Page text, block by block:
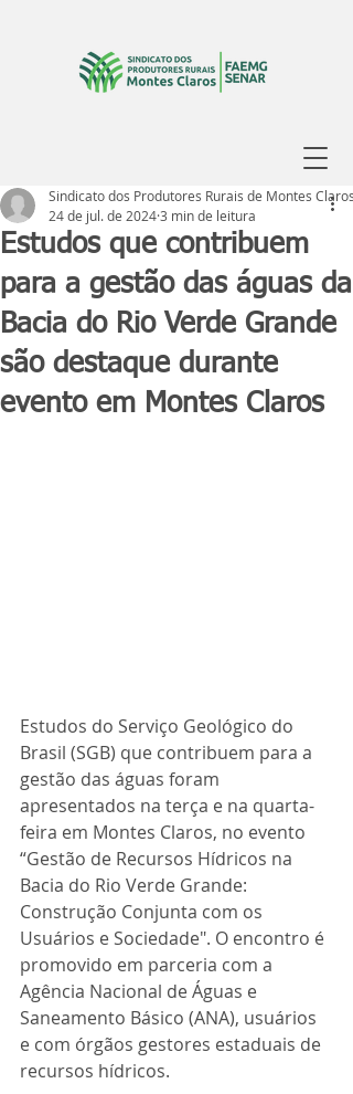
Estudos que contribuem
para a gestão das águas da
Bacia do Rio Verde Grande
são destaque durante
evento em Montes Claros
Sindicato dos Produtores Rurais de Montes Claros
24 de jul. de 20243 min de leitura
Estudos do Serviço Geológico do
Brasil (SGB) que contribuem para a
gestão das águas foram
apresentados na terça e na quarta-
feira em Montes Claros, no evento
“Gestão de Recursos Hídricos na
Bacia do Rio Verde Grande:
Construção Conjunta com os
Usuários e Sociedade". O encontro é
promovido em parceria com a
Agência Nacional de Águas e
Saneamento Básico (ANA), usuários
e com órgãos gestores estaduais de
recursos hídricos.